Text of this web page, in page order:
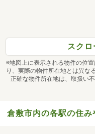
スク
※地図上に表示される物件の位
り、実際の物件所在地とは異な
正確な物件所在地は、取扱い
倉敷市内の各駅の住み